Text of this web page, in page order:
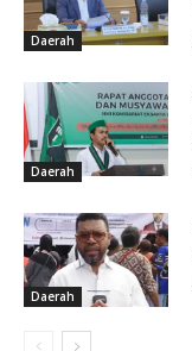
Daerah
Daerah
Daerah